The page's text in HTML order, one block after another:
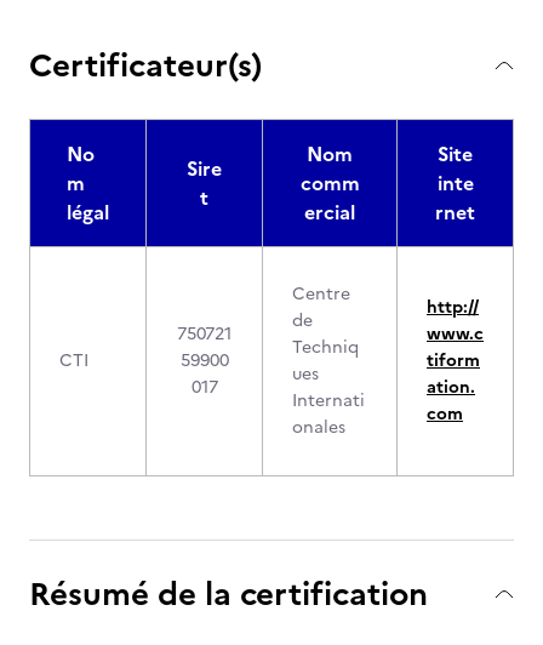
Certificateur(s)
No
m
légal
Sire
t
Nom
comm
ercial
Site
inte
rnet
CTI
750721
59900
017
Centre
de
Techniq
ues
Internati
onales
http://
www.c
tiform
ation.
com
Résumé de la certification